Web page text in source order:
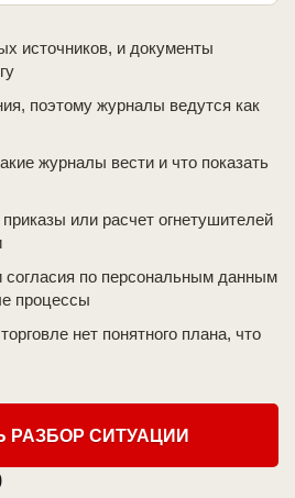
источников, и документы
поэтому журналы ведутся как
журналы вести и что показать
или расчет огнетушителей
по персональным данным
процессы
нет понятного плана, что
РАЗБОР СИТУАЦИИ